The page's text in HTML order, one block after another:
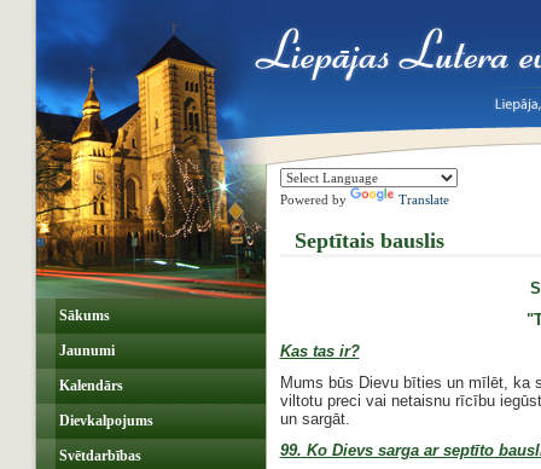
Sākums
Jaunumi
Kalendārs
Dievkalpojums
Svētdarbības
Powered by Translate
Septītais bauslis
Kas tas ir?
Mums būs Dievu bīties un mīlēt, ka
viltotu preci vai netaisnu rīcību
un sargāt.
99. Ko Dievs sarga ar septīto